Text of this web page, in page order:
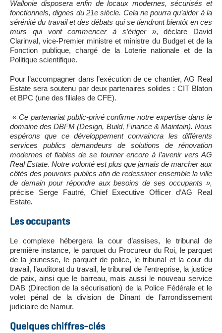
Wallonie disposera enfin de locaux modernes, sécurisés et
fonctionnels, dignes du 21e siècle. Cela ne pourra qu’aider à la
sérénité du travail et des débats qui se tiendront bientôt en ces
murs qui vont commencer à s’ériger », déclare David
Clarinval, vice-Premier ministre et ministre du Budget et de la
Fonction publique, chargé de la Loterie nationale et de la
Politique scientifique.
Pour l’accompagner dans l’exécution de ce chantier, AG Real
Estate sera soutenu par deux partenaires solides : CIT Blaton
et BPC (une des filiales de CFE).
« Ce partenariat public-privé confirme notre expertise dans le
domaine des DBFM (Design, Build, Finance & Maintain). Nous
espérons que ce développement convaincra les différents
services publics demandeurs de solutions de rénovation
modernes et fiables de se tourner encore à l’avenir vers AG
Real Estate. Notre volonté est plus que jamais de marcher aux
côtés des pouvoirs publics afin de redessiner ensemble la ville
de demain pour répondre aux besoins de ses occupants »,
précise Serge Fautré, Chief Executive Officer d’AG Real
Estate.
Les occupants
Le complexe hébergera la cour d’assises, le tribunal de
première instance, le parquet du Procureur du Roi, le parquet
de la jeunesse, le parquet de police, le tribunal et la cour du
travail, l’auditorat du travail, le tribunal de l’entreprise, la justice
de paix, ainsi que le barreau, mais aussi le nouveau service
DAB (Direction de la sécurisation) de la Police Fédérale et le
volet pénal de la division de Dinant de l’arrondissement
judiciaire de Namur.
Quelques chiffres-clés